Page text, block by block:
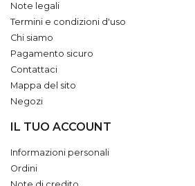
Note legali
Termini e condizioni d'uso
Chi siamo
Pagamento sicuro
Contattaci
Mappa del sito
Negozi
IL TUO ACCOUNT
Informazioni personali
Ordini